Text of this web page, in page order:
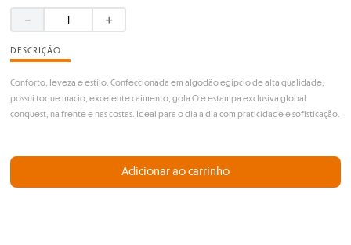
＋
－
DESCRIÇÃO
Conforto, leveza e estilo. Confeccionada em algodão egípcio de alta qualidade,
possui toque macio, excelente caimento, gola O e estampa exclusiva global
conquest, na frente e nas costas. Ideal para o dia a dia com praticidade e sofisticação.
Adicionar ao carrinho